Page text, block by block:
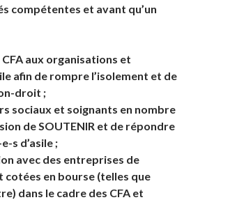
compétentes et avant qu’un
aux organisations et
afin de rompre l’isolement et de
droit ;
sociaux et soignants en nombre
de SOUTENIR et de répondre
s d’asile ;
avec des entreprises de
en bourse (telles que
dans le cadre des CFA et